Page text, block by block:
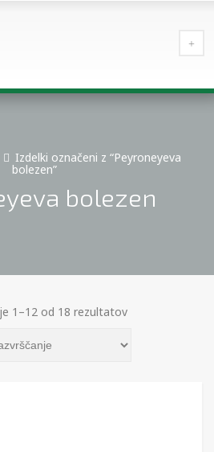
Izdelki označeni z “Peyroneyeva
bolezen”
bolezen
1–12 od 18 rezultatov